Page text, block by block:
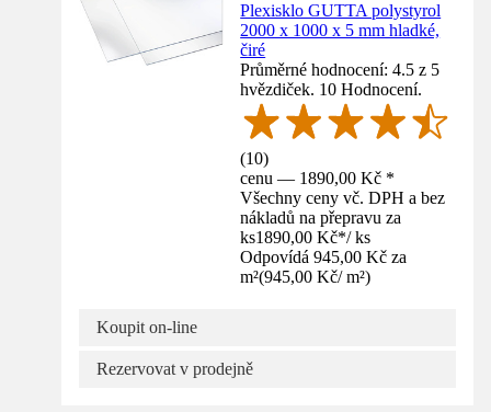
Plexisklo GUTTA polystyrol
2000 x 1000 x 5 mm hladké,
čiré
Průměrné hodnocení: 4.5 z 5
hvězdiček. 10 Hodnocení.
(10)
cenu — 1890,00 Kč *
Všechny ceny vč. DPH a bez
nákladů na přepravu za
ks1890,00 Kč*/ ks
Odpovídá 945,00 Kč za
m²(945,00 Kč/ m²)
Koupit on-line
Rezervovat v prodejně